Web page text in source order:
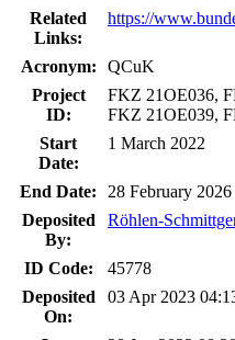
Related
Links:
https://
Acronym:
QCuK
Project
ID:
FKZ 21OE036,
FKZ 21OE039,
Start
Date:
1 March 2022
End Date:
28 February 2026
Deposited
By:
Röhlen-
ID Code:
45778
Deposited
On:
03 Apr 2023